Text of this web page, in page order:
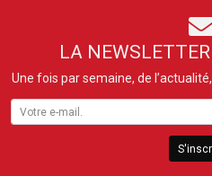
LA
Une fois par semaine, de